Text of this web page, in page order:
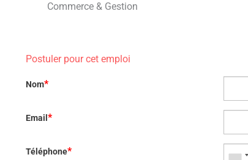
Commerce & Gestion
Postuler pour cet emploi
Nom*
Email *
Téléphone*